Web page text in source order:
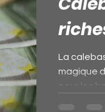
pour
Envoûtement
La
magique
pour les